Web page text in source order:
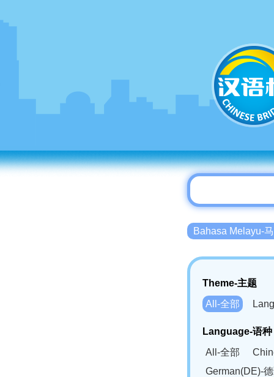
Bahasa Melayu-
Theme-主题
All-全部
Language-语种
All-全部
German(DE)-